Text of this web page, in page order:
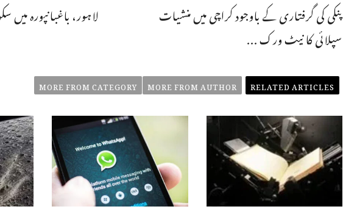
پنکی کی گرفتاری کے باوجود کراچی میں منشیات
سپلائی کا نیٹ ورک ...
RELATED ARTICLES
MORE FROM AUTHOR
MORE FROM CATEGORY